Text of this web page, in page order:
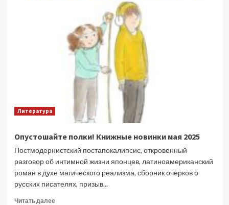
классике:
книги
неоднозначной
репутацией
Литература
Опустошайте полки! Книжные новинки мая 2025
Постмодернистский постапокалипсис, откровенный
разговор об интимной жизни японцев, латиноамериканский
роман в духе магического реализма, сборник очерков о
русских писателях, призыв...
Читать далееПрочитать